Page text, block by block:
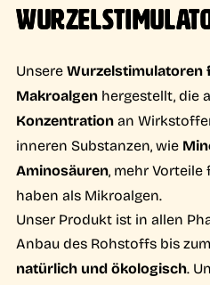
UnsereWurzelstimulatoren
Makroalgenhergestellt, die
Konzentrationan
inneren Substanzen, wie
Aminosäuren, mehr
haben als Mikroalgen.
Unser Produkt ist in allen
Anbau des Rohstoffs bis
natürlich und ökologisch.